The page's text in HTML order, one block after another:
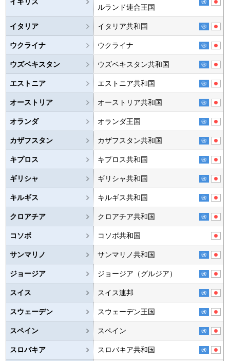
ルランド連合王国
イタリア イタリア共和国
ウクライナ ウクライナ
ウズベキスタン ウズベキスタン共和国
エストニア エストニア共和国
オーストリア オーストリア共和国
オランダ オランダ王国
カザフスタン カザフスタン共和国
キプロス キプロス共和国
ギリシャ ギリシャ共和国
キルギス キルギス共和国
クロアチア クロアチア共和国
コソボ コソボ共和国
サンマリノ サンマリノ共和国
ジョージア ジョージア（グルジア）
スイス スイス連邦
スウェーデン スウェーデン王国
スペイン スペイン
スロバキア スロバキア共和国